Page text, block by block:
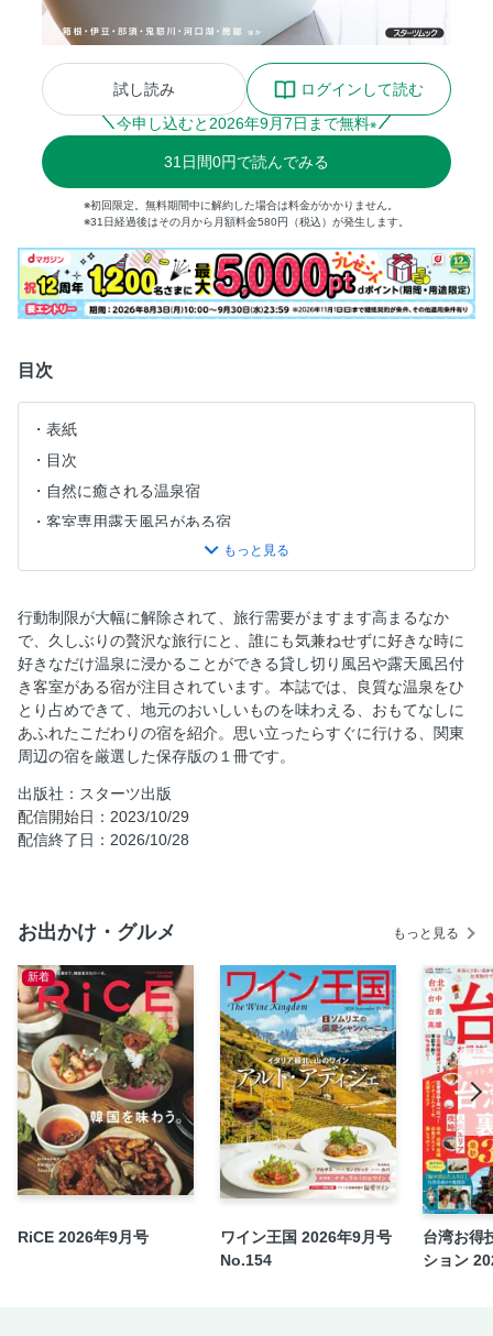
試し読み
ログインして読む
今申し込むと 2026年9月7日まで無料※
31 日間0円で読んでみる
※初回限定。無料期間中に解約した場合は料金がかかりません。
※31日経過後はその月から月額料金580円（税込）が発生します。
目次
表紙
目次
自然に癒される温泉宿
客室専用露天風呂がある宿
無料貸し切り風呂のある宿
美食自慢の贅沢宿
地図
INDEX
行動制限が大幅に解除されて、旅行需要がますます高まるなか
で、久しぶりの贅沢な旅行にと、誰にも気兼ねせずに好きな時に
好きなだけ温泉に浸かることができる貸し切り風呂や露天風呂付
き客室がある宿が注目されています。本誌では、良質な温泉をひ
とり占めできて、地元のおいしいものを味わえる、おもてなしに
あふれたこだわりの宿を紹介。思い立ったらすぐに行ける、関東
周辺の宿を厳選した保存版の１冊です。
出版社：スターツ出版
配信開始日：2023/10/29
配信終了日：2026/10/28
お出かけ・グルメ もっと見る
新着
RiCE 2026年9月号
ワイン王国 2026年9月号
No.154
台湾お得
ション